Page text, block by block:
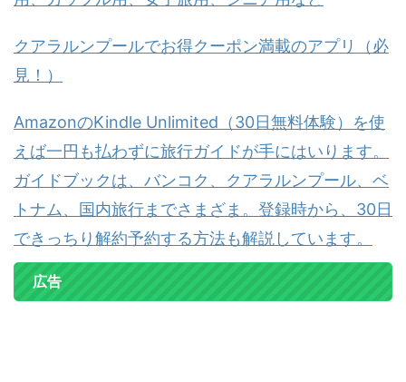
クアラルンプールでお得クーポン満載のアプリ（必
見！）
AmazonのKindle Unlimited（30日無料体験）を使
えば一円も払わずに旅行ガイドが手にはいります。
ガイドブックは、バンコク、クアラルンプール、ベ
トナム、国内旅行までさまざま。登録時から、30日
できっちり解約予約する方法も解説しています。
広告